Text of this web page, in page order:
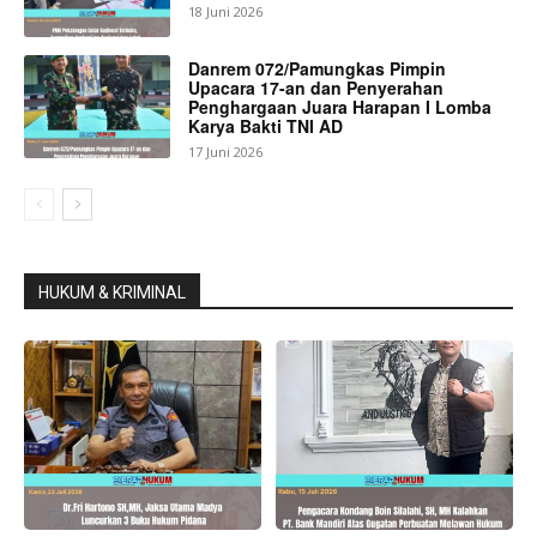
18 Juni 2026
Danrem 072/Pamungkas Pimpin
Upacara 17-an dan Penyerahan
Penghargaan Juara Harapan I Lomba
Karya Bakti TNI AD
17 Juni 2026
HUKUM & KRIMINAL